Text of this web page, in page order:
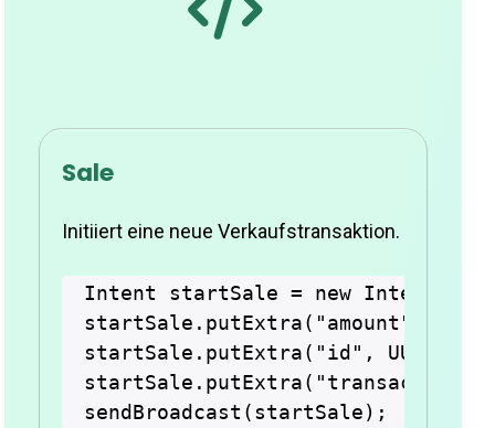
Sale
Initiiert eine neue Verkaufstransaktion.
Intent startSale = new
startSale.putExtra("amount",
startSale.putExtra("id",